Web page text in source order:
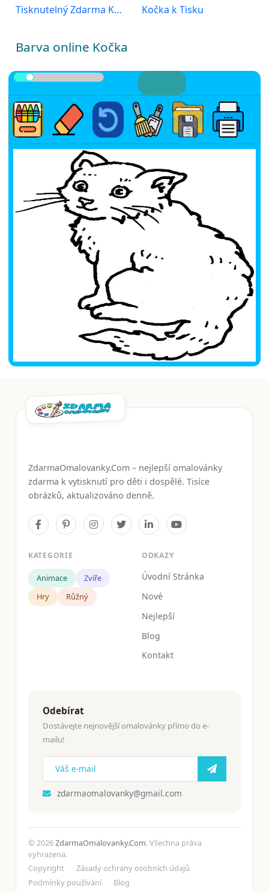
Tisknutelný Zdarma Kočka Kočka k Tisku
Barva online Kočka
ZdarmaOmalovanky.Com – nejlepší omalovánky
zdarma k vytisknutí pro děti i dospělé. Tisíce
obrázků, aktualizováno denně.
KATEGORIE
Animace
Zvíře
Hry
Růžný
ODKAZY
Úvodní Stránka
Nové
Nejlepší
Blog
Kontakt
Odebírat
Dostávejte nejnovější omalovánky přímo do e-
mailu!
zdarmaomalovanky@gmail.com
© 2026ZdarmaOmalovanky.Com. Všechna práva
vyhrazena.
Copyright
Zásady ochrany osobních údajů
Podmínky používání
Blog